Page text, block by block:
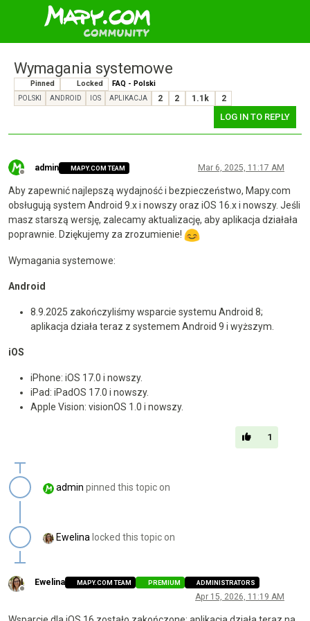
Wymagania systemowe
Pinned Locked FAQ - Polski
POLSKI ANDROID IOS APLIKACJA 2 2 1.1k 2
LOG IN TO REPLY
admin MAPY.COM TEAM Mar 6, 2025, 11:17 AM
Aby zapewnić najlepszą wydajność i bezpieczeństwo, Mapy.com
obsługują system Android 9.x i nowszy oraz iOS 16.x i nowszy. Jeśli
masz starszą wersję, zalecamy aktualizację, aby aplikacja działała
poprawnie. Dziękujemy za zrozumienie!
Wymagania systemowe:
Android
8.9.2025 zakończyliśmy wsparcie systemu Android 8;
aplikacja działa teraz z systemem Android 9 i wyższym.
iOS
iPhone: iOS 17.0 i nowszy.
iPad: iPadOS 17.0 i nowszy.
Apple Vision: visionOS 1.0 i nowszy.
1
admin pinned this topic on
Ewelina locked this topic on
Ewelina MAPY.COM TEAM PREMIUM ADMINISTRATORS
Apr 15, 2026, 11:19 AM